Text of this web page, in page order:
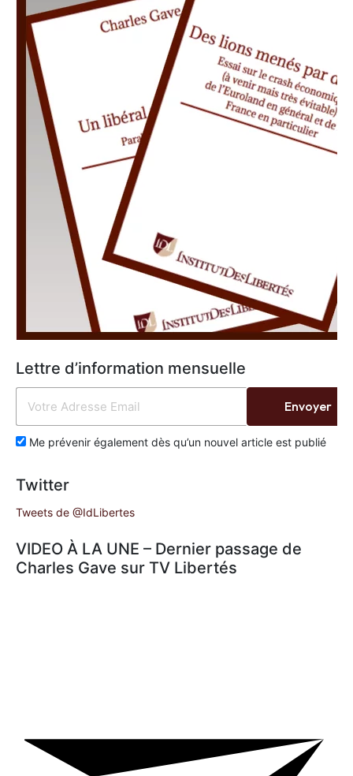
Lettre d’information mensuelle
Me prévenir également dès qu’un nouvel article est publié
Envoyer
Twitter
Tweets de @IdLibertes
VIDEO À LA UNE – Dernier passage de
Charles Gave sur TV Libertés